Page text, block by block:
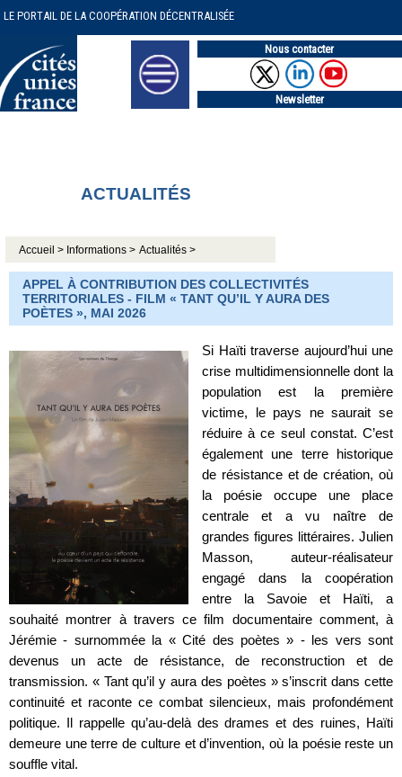
LE PORTAIL DE LA COOPÉRATION DÉCENTRALISÉE
Nous contacter
Newsletter
ACTUALITÉS
Accueil > Informations > Actualités >
APPEL À CONTRIBUTION DES COLLECTIVITÉS
TERRITORIALES - FILM « TANT QU’IL Y AURA DES
POÈTES », MAI 2026
Si Haïti traverse aujourd’hui une
crise multidimensionnelle dont la
population est la première
victime, le pays ne saurait se
réduire à ce seul constat. C’est
également une terre historique
de résistance et de création, où
la poésie occupe une place
centrale et a vu naître de
grandes figures littéraires. Julien
Masson, auteur-réalisateur
engagé dans la coopération
entre la Savoie et Haïti, a
souhaité montrer à travers ce film documentaire comment, à
Jérémie - surnommée la « Cité des poètes » - les vers sont
devenus un acte de résistance, de reconstruction et de
transmission. « Tant qu’il y aura des poètes » s’inscrit dans cette
continuité et raconte ce combat silencieux, mais profondément
politique. Il rappelle qu’au-delà des drames et des ruines, Haïti
demeure une terre de culture et d’invention, où la poésie reste un
souffle vital.